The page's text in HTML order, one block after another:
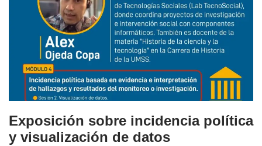
Exposición sobre incidencia política
y visualización de datos